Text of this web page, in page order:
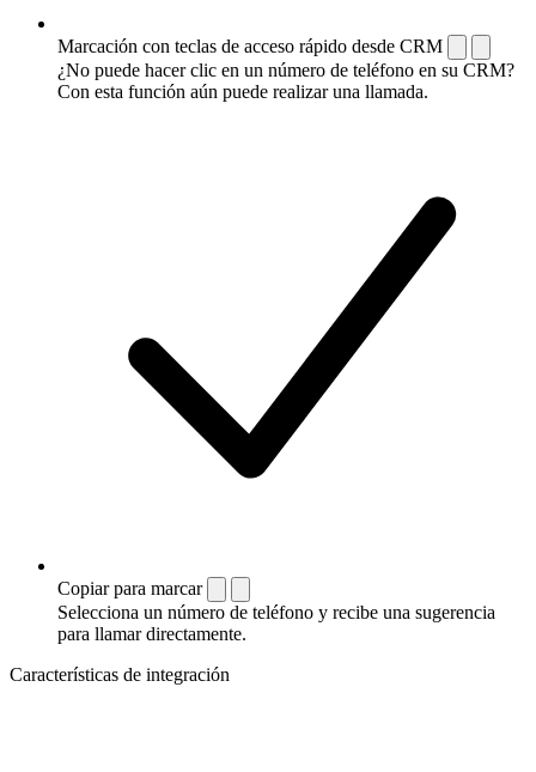
Marcación con teclas de acceso rápido desde CRM
¿No puede hacer clic en un número de teléfono en su CRM?
Con esta función aún puede realizar una llamada.
Copiar para marcar
Selecciona un número de teléfono y recibe una sugerencia
para llamar directamente.
Características de integración